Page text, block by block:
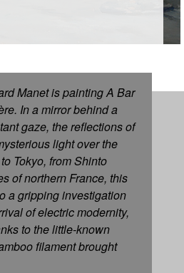
Manet is paintingA Bar
. In a mirror behind a
gaze, the reflections of
light over the
Tokyo, from Shinto
of northern France, this
a gripping investigation
of electric modernity,
to the little-known
filament brought